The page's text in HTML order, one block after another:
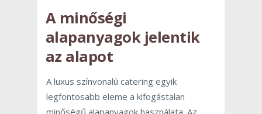
A minőségi
alapanyagok jelentik
az alapot
A luxus színvonalú catering egyik
legfontosabb eleme a kifogástalan
minőségű alapanyagok használata. Az